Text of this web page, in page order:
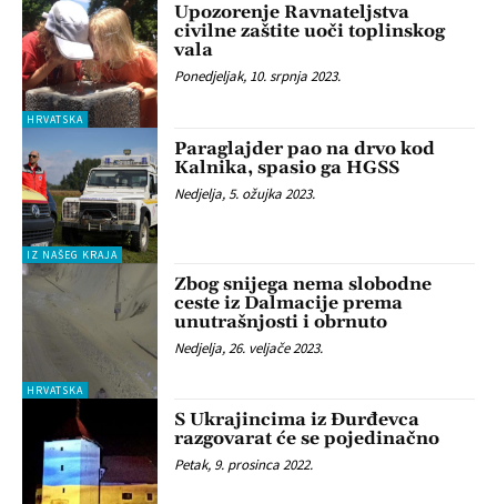
HRVATSKA
Upozorenje Ravnateljstva
civilne zaštite uoči toplinskog
vala
Ponedjeljak, 10. srpnja 2023.
IZ NAŠEG KRAJA
Paraglajder pao na drvo kod
Kalnika, spasio ga HGSS
Nedjelja, 5. ožujka 2023.
HRVATSKA
Zbog snijega nema slobodne
ceste iz Dalmacije prema
unutrašnjosti i obrnuto
Nedjelja, 26. veljače 2023.
S Ukrajincima iz Đurđevca
razgovarat će se pojedinačno
Petak, 9. prosinca 2022.